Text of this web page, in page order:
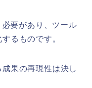
要があり、ツール
るものです。
果の再現性は決し